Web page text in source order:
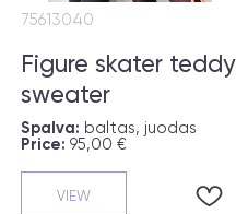
Figure skater teddy
sweater
75613040
Spalva: baltas, juodas
Price: 95,00 €
VIEW